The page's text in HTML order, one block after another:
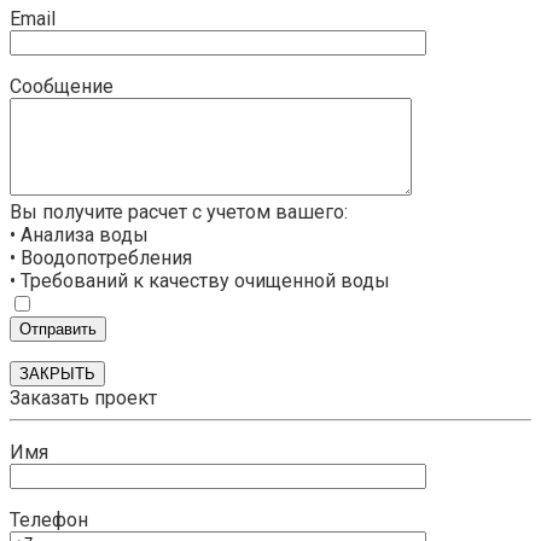
Email
Сообщение
Вы получите расчет с учетом вашего:
• Анализа воды
• Воодопотребления
• Требований к качеству очищенной воды
ЗАКРЫТЬ
Заказать проект
Имя
Телефон